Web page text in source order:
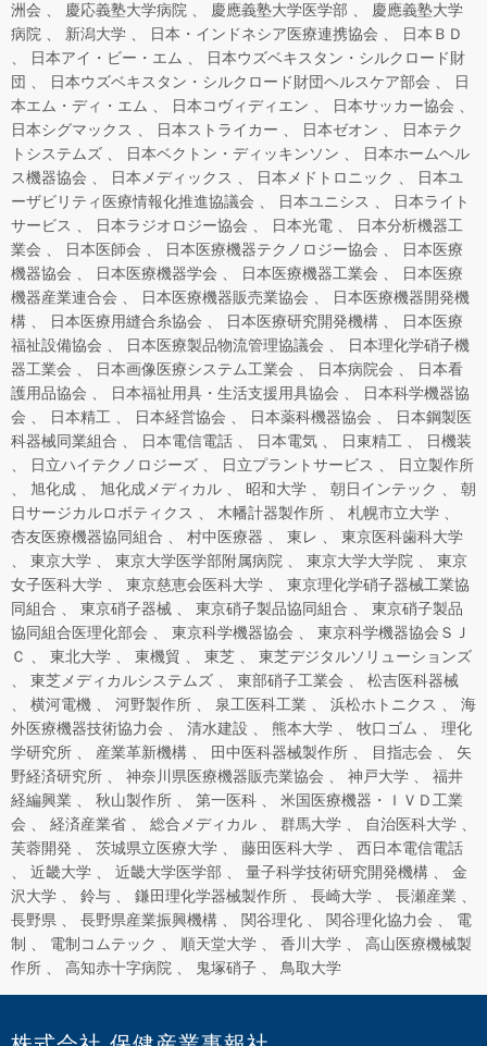
洲会
慶応義塾大学病院 慶應義塾大学医学部
慶應義塾大学
病院
新潟大学 日本・インドネシア医療連携協会
日本ＢＤ
日本アイ・ビー・エム
日本ウズベキスタン・シルクロード財
団
日本ウズベキスタン・シルクロード財団ヘルスケア部会
日
本エム・ディ・エム
日本コヴィディエン
日本サッカー協会
日本シグマックス
日本ストライカー 日本ゼオン
日本テク
トシステムズ
日本ベクトン・ディッキンソン
日本ホームヘル
ス機器協会
日本メディックス 日本メドトロニック
日本ユ
ーザビリティ医療情報化推進協議会
日本ユニシス
日本ライト
サービス
日本ラジオロジー協会 日本光電
日本分析機器工
業会
日本医師会 日本医療機器テクノロジー協会
日本医療
機器協会
日本医療機器学会 日本医療機器工業会
日本医療
機器産業連合会
日本医療機器販売業協会
日本医療機器開発機
構
日本医療用縫合糸協会 日本医療研究開発機構
日本医療
福祉設備協会
日本医療製品物流管理協議会
日本理化学硝子機
器工業会
日本画像医療システム工業会 日本病院会
日本看
護用品協会
日本福祉用具・生活支援用具協会
日本科学機器協
会
日本精工 日本経営協会 日本薬科機器協会
日本鋼製医
科器械同業組合
日本電信電話 日本電気 日東精工
日機装
日立ハイテクノロジーズ
日立プラントサービス
日立製作所
旭化成
旭化成メディカル 昭和大学 朝日インテック
朝
日サージカルロボティクス
木幡計器製作所
札幌市立大学
杏友医療機器協同組合
村中医療器 東レ
東京医科歯科大学
東京大学
東京大学医学部附属病院 東京大学大学院
東京
女子医科大学
東京慈恵会医科大学
東京理化学硝子器械工業協
同組合
東京硝子器械 東京硝子製品協同組合
東京硝子製品
協同組合医理化部会
東京科学機器協会
東京科学機器協会ＳＪ
Ｃ
東北大学 東機貿 東芝
東芝デジタルソリューションズ
東芝メディカルシステムズ
東部硝子工業会
松吉医科器械
横河電機
河野製作所 泉工医科工業 浜松ホトニクス
海
外医療機器技術協力会
清水建設 熊本大学 牧口ゴム
理化
学研究所
産業革新機構 田中医科器械製作所 目指志会
矢
野経済研究所
神奈川県医療機器販売業協会 神戸大学
福井
経編興業
秋山製作所 第一医科
米国医療機器・ＩＶＤ工業
会
経済産業省 総合メディカル 群馬大学
自治医科大学
芙蓉開発
茨城県立医療大学 藤田医科大学
西日本電信電話
近畿大学
近畿大学医学部 量子科学技術研究開発機構
金
沢大学
鈴与 鎌田理化学器械製作所 長崎大学
長瀬産業
長野県
長野県産業振興機構 関谷理化 関谷理化協力会
電
制
電制コムテック 順天堂大学 香川大学
高山医療機械製
作所
高知赤十字病院 鬼塚硝子 鳥取大学